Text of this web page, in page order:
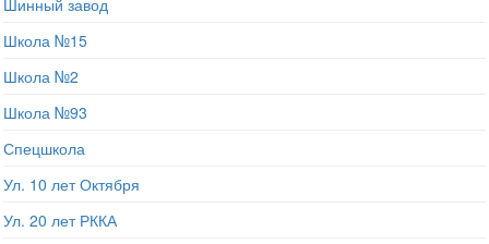
Шинный завод
Школа №15
Школа №2
Школа №93
Спецшкола
Ул. 10 лет Октября
Ул. 20 лет РККА